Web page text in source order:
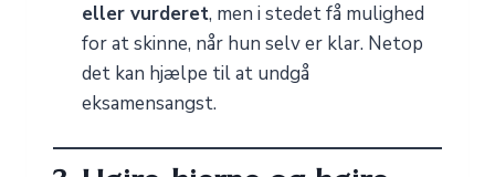
eller vurderet, men i stedet få mulighed
for at skinne, når hun selv er klar. Netop
det kan hjælpe til at undgå
eksamensangst.